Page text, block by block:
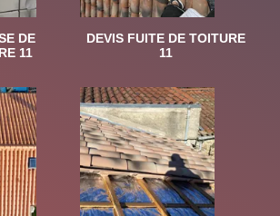
DE
11
DEVIS FUITE DE TOITURE
11